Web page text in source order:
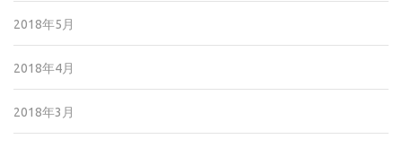
2018年5月
2018年4月
2018年3月